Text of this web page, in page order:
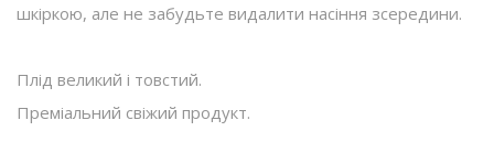
шкіркою, але не забудьте видалити насіння зсередини.
Плід великий і товстий.
Преміальний свіжий продукт.